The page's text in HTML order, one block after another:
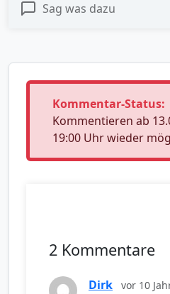
Sag was dazu
Kommentar-Status:
Kommentieren ab
19:00 Uhr wieder
2 Kommentare
Dirk vor 10